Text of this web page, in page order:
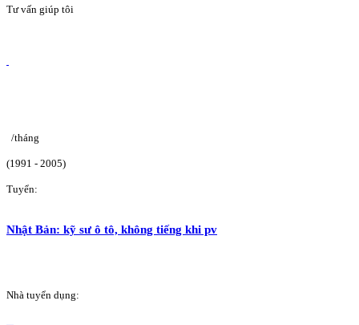
Tư vấn giúp tôi
/tháng
(1991 - 2005)
Tuyển:
Nhật Bản: kỹ sư ô tô, không tiếng khi pv
Nhà tuyển dụng: